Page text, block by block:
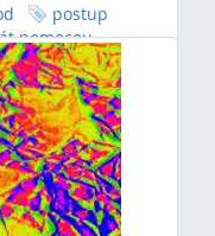
postup
pomocou
apoštolát
pre
apoštolská